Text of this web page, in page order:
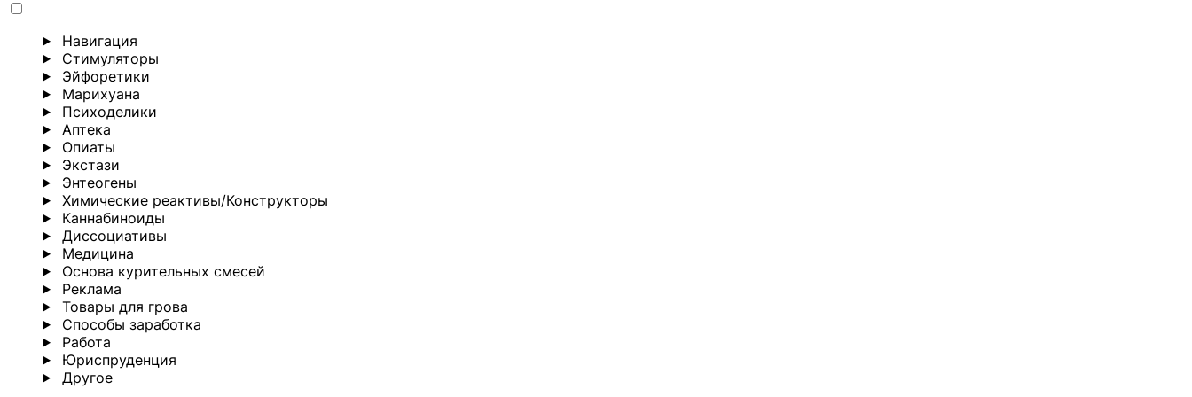
Навигация
Стимуляторы
Эйфоретики
Марихуана
Психоделики
Аптека
Опиаты
Экстази
Энтеогены
Химические реактивы/Конструкторы
Каннабиноиды
Диссоциативы
Медицина
Основа курительных смесей
Реклама
Товары для грова
Способы заработка
Работа
Юриспруденция
Другoе